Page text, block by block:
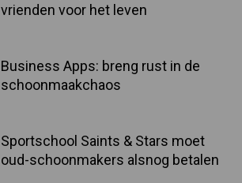
vrienden voor het leven
Business Apps: breng rust in de
schoonmaakchaos
Sportschool Saints & Stars moet
oud-schoonmakers alsnog betalen